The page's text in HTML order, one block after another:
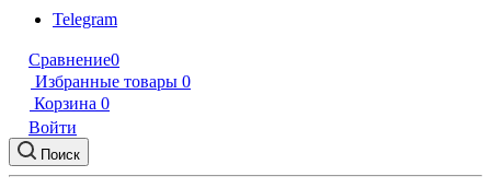
Telegram
Сравнение0
Избранные товары 0
Корзина 0
Войти
Поиск